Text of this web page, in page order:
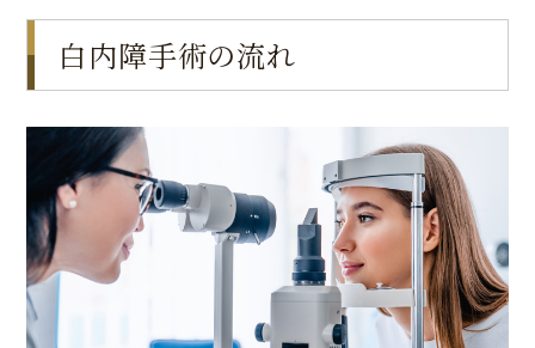
白内障手術の流れ